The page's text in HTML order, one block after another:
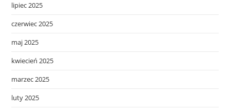
lipiec 2025
czerwiec 2025
maj 2025
kwiecień 2025
marzec 2025
luty 2025